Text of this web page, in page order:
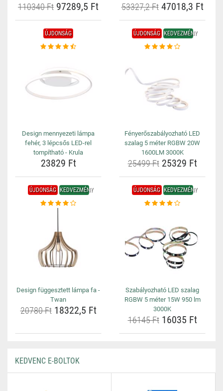
110340 Ft 97289,5 Ft 53327,2 Ft47018,3 Ft
ÚJDONSÁG
Design mennyezeti lámpa
fehér, 3 lépcsős LED-rel
tompítható - Krula
23829 Ft
ÚJDONSÁG KEDVEZMÉNY
Fényerőszabályozható LED
szalag 5 méter RGBW 20W
1600LM 3000K
25499 Ft25329 Ft
ÚJDONSÁG KEDVEZMÉNY
Design függesztett lámpa fa -
Twan
20780 Ft18322,5 Ft
ÚJDONSÁG KEDVEZMÉNY
Szabályozható LED szalag
RGBW 5 méter 15W 950 lm
3000K
16145 Ft16035 Ft
KEDVENC E-BOLTOK